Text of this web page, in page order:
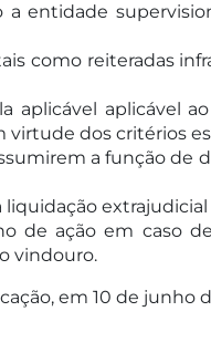
entidade
como reiteradas
aplicável aplicável
dos critérios
a função
de ação em caso
vindouro.
em 10 de junho